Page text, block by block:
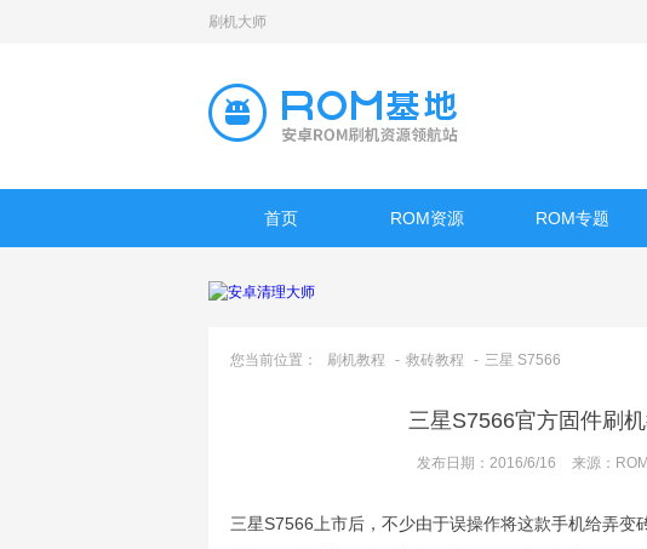
刷机大师
首页 ROM资源 ROM专题
您当前位置： 刷机教程 - 救砖教程 - 三星 S7566
三星S7566官方固件刷
发布日期：2016/6/16 来源：
三星S7566上市后，不少由于误操作将这款手机给弄